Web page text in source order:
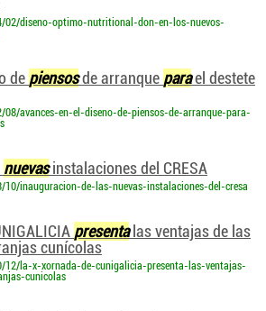
02/diseno-optimo-nutritional-don-en-los-nuevos-
de piensosde arranque parael destete
avances-en-el-diseno-de-piensos-de-arranque-para-
nuevasinstalaciones del CRESA
inauguracion-de-las-nuevas-instalaciones-del-cresa
presentalas ventajas de las
cunícolas
12/la-x-xornada-de-cunigalicia-presenta-las-ventajas-
cunicolas